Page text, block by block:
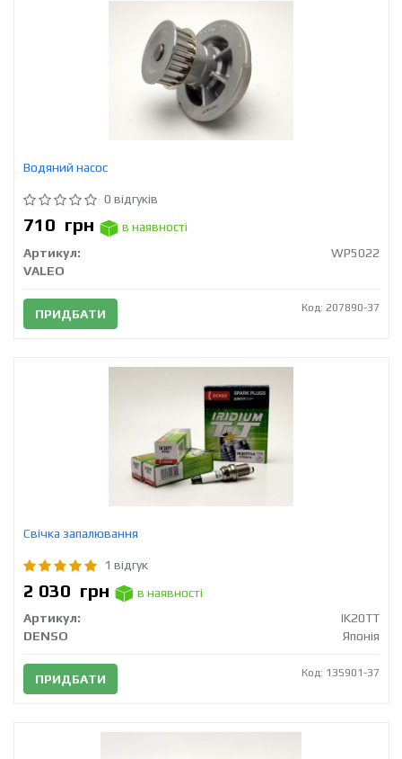
Водяний насос
0 відгуків
710 грн
в наявності
Артикул:
WP5022
VALEO
ПРИДБАТИ Код: 207890-37
Свічка запалювання
1 відгук
2 030 грн
в наявності
Артикул:
IK20TT
DENSO
Японія
ПРИДБАТИ Код: 135901-37